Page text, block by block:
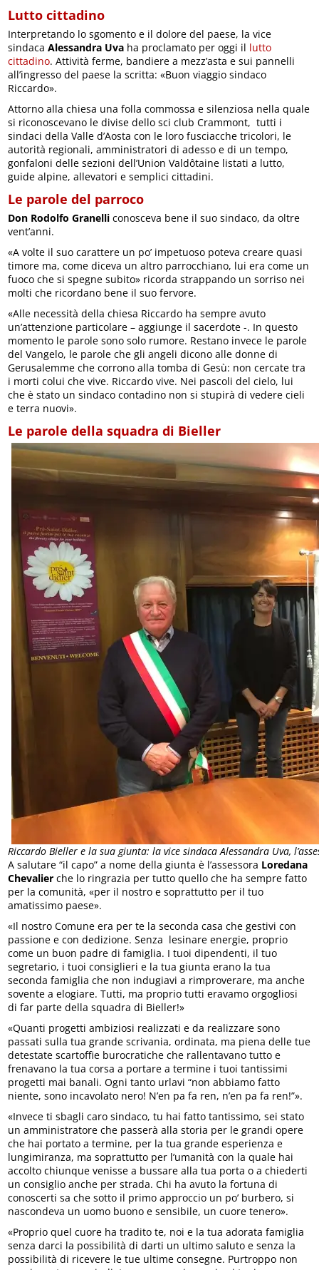
Lutto cittadino
Interpretando lo sgomento e il dolore del paese, la vice
sindaca Alessandra Uva ha proclamato per oggi il lutto
cittadino. Attività ferme, bandiere a mezz’asta e sui pannelli
all’ingresso del paese la scritta: «Buon viaggio sindaco
Riccardo».
Attorno alla chiesa una folla commossa e silenziosa nella quale
si riconoscevano le divise dello sci club Crammont, tutti i
sindaci della Valle d’Aosta con le loro fusciacche tricolori, le
autorità regionali, amministratori di adesso e di un tempo,
gonfaloni delle sezioni dell’Union Valdôtaine listati a lutto,
guide alpine, allevatori e semplici cittadini.
Le parole del parroco
Don Rodolfo Granelli conosceva bene il suo sindaco, da oltre
vent’anni.
«A volte il suo carattere un po’ impetuoso poteva creare quasi
timore ma, come diceva un altro parrocchiano, lui era come un
fuoco che si spegne subito» ricorda strappando un sorriso nei
molti che ricordano bene il suo fervore.
«Alle necessità della chiesa Riccardo ha sempre avuto
un’attenzione particolare – aggiunge il sacerdote -. In questo
momento le parole sono solo rumore. Restano invece le parole
del Vangelo, le parole che gli angeli dicono alle donne di
Gerusalemme che corrono alla tomba di Gesù: non cercate tra
i morti colui che vive. Riccardo vive. Nei pascoli del cielo, lui
che è stato un sindaco contadino non si stupirà di vedere cieli
e terra nuovi».
Le parole della squadra di Bieller
Riccardo Bieller e la sua giunta: la vice sindaca Alessandra Uva,
A salutare “il capo” a nome della giunta è l’assessora Loredana
Chevalier che lo ringrazia per tutto quello che ha sempre fatto
per la comunità, «per il nostro e soprattutto per il tuo
amatissimo paese».
«Il nostro Comune era per te la seconda casa che gestivi con
passione e con dedizione. Senza lesinare energie, proprio
come un buon padre di famiglia. I tuoi dipendenti, il tuo
segretario, i tuoi consiglieri e la tua giunta erano la tua
seconda famiglia che non indugiavi a rimproverare, ma anche
sovente a elogiare. Tutti, ma proprio tutti eravamo orgogliosi
di far parte della squadra di Bieller!»
«Quanti progetti ambiziosi realizzati e da realizzare sono
passati sulla tua grande scrivania, ordinata, ma piena delle tue
detestate scartoffie burocratiche che rallentavano tutto e
frenavano la tua corsa a portare a termine i tuoi tantissimi
progetti mai banali. Ogni tanto urlavi “non abbiamo fatto
niente, sono incavolato nero! N’en pa fa ren, n’en pa fa ren!”».
«Invece ti sbagli caro sindaco, tu hai fatto tantissimo, sei stato
un amministratore che passerà alla storia per le grandi opere
che hai portato a termine, per la tua grande esperienza e
lungimiranza, ma soprattutto per l’umanità con la quale hai
accolto chiunque venisse a bussare alla tua porta o a chiederti
un consiglio anche per strada. Chi ha avuto la fortuna di
conoscerti sa che sotto il primo approccio un po’ burbero, si
nascondeva un uomo buono e sensibile, un cuore tenero».
«Proprio quel cuore ha tradito te, noi e la tua adorata famiglia
senza darci la possibilità di darti un ultimo saluto e senza la
possibilità di ricevere le tue ultime consegne. Purtroppo non